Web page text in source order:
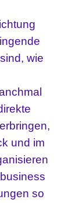
wie
und im
so